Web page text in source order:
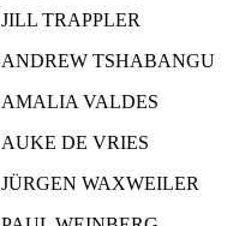
JILL TRAPPLER
ANDREW TSHABANGU
AMALIA VALDES
AUKE DE VRIES
JÜRGEN WAXWEILER